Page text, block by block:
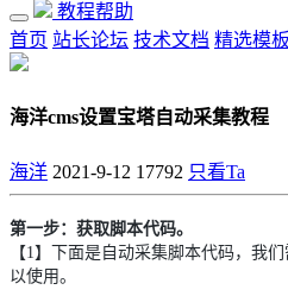
教程帮助
首页 站长论坛 技术文档 精选模板
海洋cms设置宝塔自动采集教程
海洋 2021-9-12 17792 只看Ta
第一步：获取脚本代码。
【1】下面是自动采集脚本代码，我
以使用。